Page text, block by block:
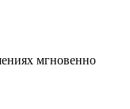
мгновенно